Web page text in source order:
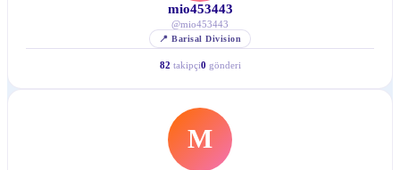
mio453443
@mio453443
📍 Barisal Division
82 takipçi0 gönderi
M